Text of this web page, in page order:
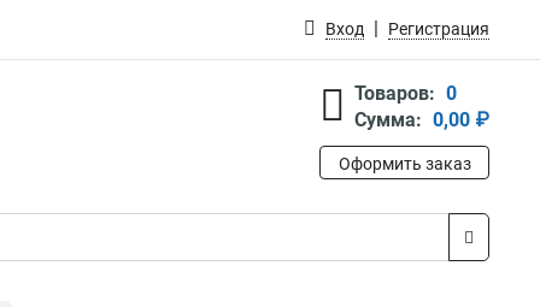
Вход Регистрация
Товаров: 0
Сумма: 0,00 ₽
Оформить заказ